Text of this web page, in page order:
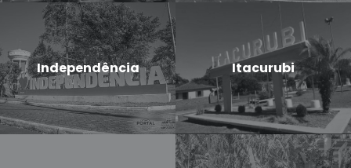
Independência Itacurubi